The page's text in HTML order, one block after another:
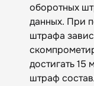
оборотных
данных. При
штрафа
достигать 15
штраф